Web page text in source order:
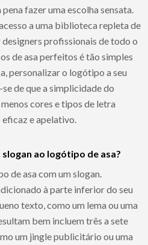
fazer uma escolha sensata.
a uma biblioteca repleta de
profissionais de todo o
de asa perfeitos é tão simples
personalizar o logótipo a seu
de que a simplicidade do
cores e tipos de letra
e apelativo.
ao logótipo de asa?
de asa com um slogan.
à parte inferior do seu
texto, como um lema ou uma
bem incluem três a sete
um jingle publicitário ou uma